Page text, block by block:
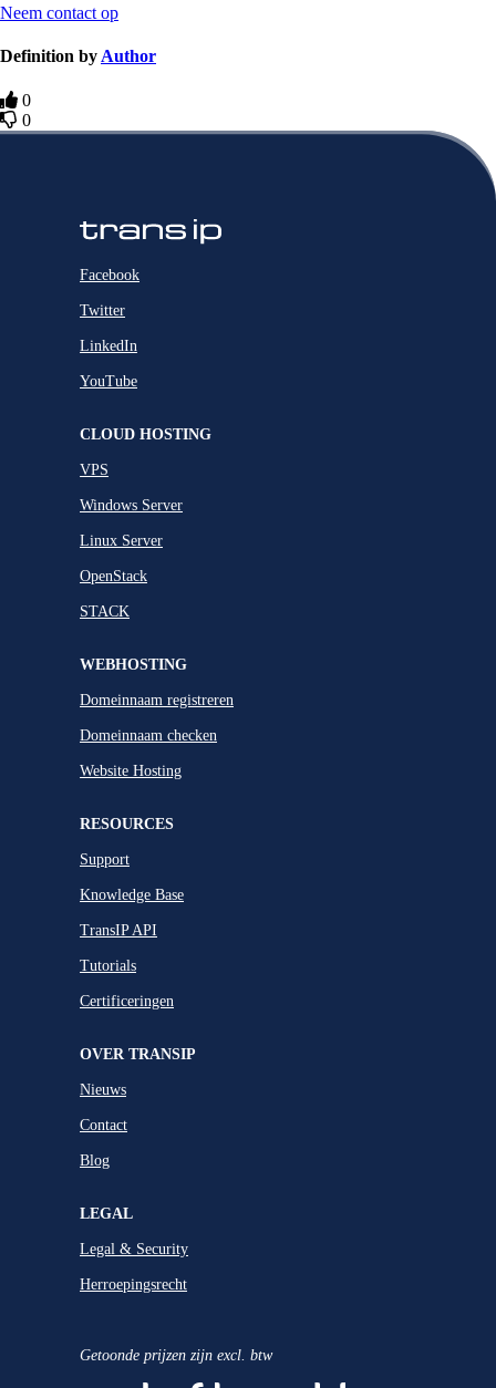
Neem contact op
Definition byAuthor
0
0
Facebook
Twitter
LinkedIn
YouTube
CLOUD HOSTING
VPS
Windows Server
Linux Server
OpenStack
STACK
WEBHOSTING
Domeinnaam registreren
Domeinnaam checken
Website Hosting
RESOURCES
Support
Knowledge Base
TransIP API
Tutorials
Certificeringen
OVER TRANSIP
Nieuws
Contact
Blog
LEGAL
Legal & Security
Herroepingsrecht
Getoonde prijzen zijn excl. btw